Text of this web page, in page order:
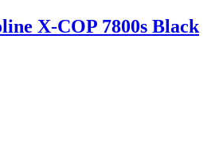
X-COP 7800s Black